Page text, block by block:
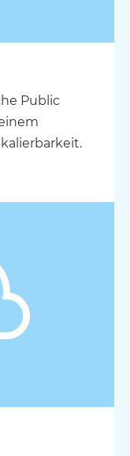
Public